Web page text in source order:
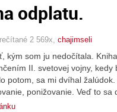
odplatu.
2 569x, chajimseli
kým som ju nedočítala.
II. svetovej vojny,
potom, sa mi dvíhal
ponižovanie. Veď to